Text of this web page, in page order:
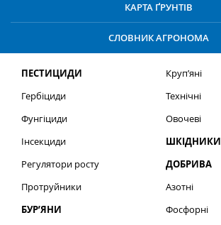
КАРТА ҐРУНТІВ
СЛОВНИК АГРОНОМА
ПЕСТИЦИДИ
Гербіциди
Фунгіциди
Інсекциди
Регулятори росту
Протруйники
БУР’ЯНИ
Круп’яні
Технічні
Овочеві
ШКІДНИКИ
ДОБРИВА
Азотні
Фосфорні